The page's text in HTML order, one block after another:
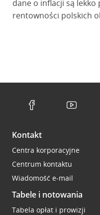
dane o inflacji są lekko
rentowności polskich
Kontakt
Centra korporacyjne
Centrum kontaktu
Wiadomość e-mail
Tabele i notowania
Tabela opłat i prowizji